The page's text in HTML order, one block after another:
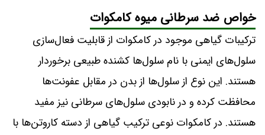
خواص ضد سرطانی میوه کامکوات
ترکیبات گیاهی موجود در کامکوات از قابلیت فعال‌سازی
سلول‌های ایمنی با نام سلول‌ها کشنده طبیعی برخوردار
هستند. این نوع از سلول‌ها از بدن در مقابل عفونت‌ها
محافظت کرده و در نابودی سلول‌های سرطانی نیز مفید
هستند. در کامکوات نوعی ترکیب گیاهی از دسته کاروتن‌ها با